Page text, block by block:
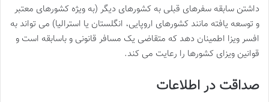
داشتن سابقه سفرهای قبلی به کشورهای دیگر (به ویژه کشورهای معتبر
و توسعه یافته مانند کشورهای اروپایی، انگلستان یا استرالیا) می تواند به
افسر ویزا اطمینان دهد که متقاضی یک مسافر قانونی و باسابقه است و
قوانین ویزای کشورها را رعایت می کند.
صداقت در اطلاعات